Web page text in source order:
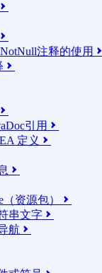


注释的使用 


引用 
定义 

（资源包） 
串文字 
航 